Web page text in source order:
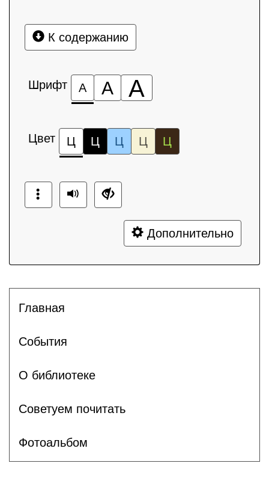
К содержанию
Шрифт А А А
Цвет Ц Ц Ц Ц Ц
Дополнительно
Главная
События
О библиотеке
Советуем почитать
Фотоальбом